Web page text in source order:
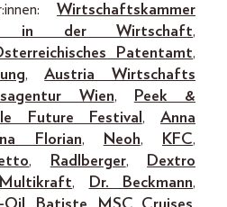
Wirtschaftskammer
in der Wirtschaft,
Patentamt,
,Austria Wirtschafts
Wien,
Peek &
Future Festival , Anna
Florian, Neoh, KFC,
, Radlberger, Dextro
Multikraft, Dr. Beckmann,